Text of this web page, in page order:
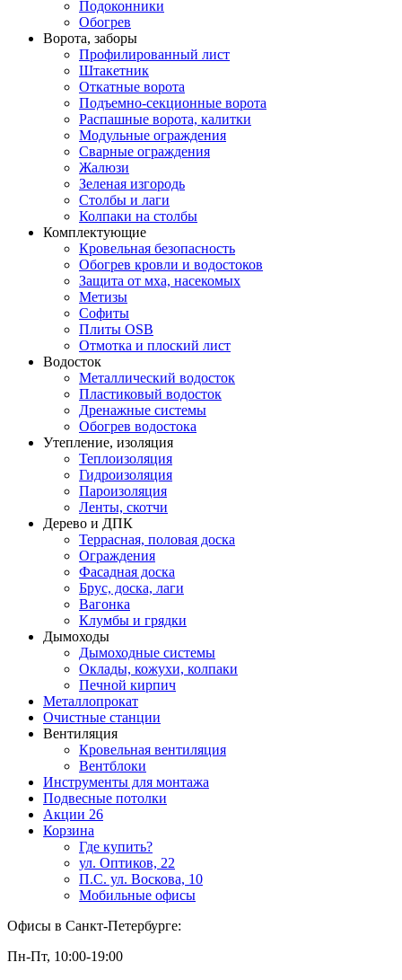
Подоконники
Обогрев
Ворота, заборы
Профилированный лист
Штакетник
Откатные ворота
Подъемно-секционные ворота
Распашные ворота, калитки
Модульные ограждения
Сварные ограждения
Жалюзи
Зеленая изгородь
Столбы и лаги
Колпаки на столбы
Комплектующие
Кровельная безопасность
Обогрев кровли и водостоков
Защита от мха, насекомых
Метизы
Софиты
Плиты OSB
Отмотка и плоский лист
Водосток
Металлический водосток
Пластиковый водосток
Дренажные системы
Обогрев водостока
Утепление, изоляция
Теплоизоляция
Гидроизоляция
Пароизоляция
Ленты, скотчи
Дерево и ДПК
Террасная, половая доска
Ограждения
Фасадная доска
Брус, доска, лаги
Вагонка
Клумбы и грядки
Дымоходы
Дымоходные системы
Оклады, кожухи, колпаки
Печной кирпич
Металлопрокат
Очистные станции
Вентиляция
Кровельная вентиляция
Вентблоки
Инструменты для монтажа
Подвесные потолки
Акции 26
Корзина
Где купить?
ул. Оптиков, 22
П.С. ул. Воскова, 10
Мобильные офисы
Офисы в Санкт-Петербурге:
Пн-Пт, 10:00-19:00